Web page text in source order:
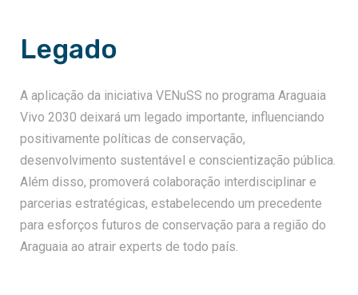
Legado
A aplicação da iniciativa VENuSS no programa Araguaia
Vivo 2030 deixará um legado importante, influenciando
positivamente políticas de conservação,
desenvolvimento sustentável e conscientização pública.
Além disso, promoverá colaboração interdisciplinar e
parcerias estratégicas, estabelecendo um precedente
para esforços futuros de conservação para a região do
Araguaia ao atrair experts de todo país.